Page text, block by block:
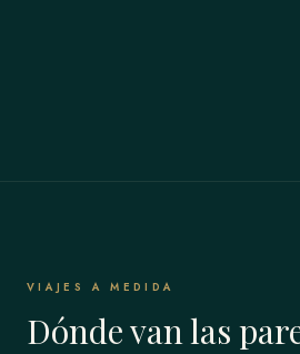
VIAJES A MEDIDA
Dónde van las